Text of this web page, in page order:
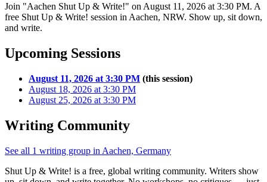
Join "Aachen Shut Up & Write!" on August 11, 2026 at 3:30 PM. A
free Shut Up & Write! session in Aachen, NRW. Show up, sit down,
and write.
Upcoming Sessions
August 11, 2026 at 3:30 PM (this session)
August 18, 2026 at 3:30 PM
August 25, 2026 at 3:30 PM
Writing Community
See all 1 writing group in Aachen, Germany
Shut Up & Write! is a free, global writing community. Writers show